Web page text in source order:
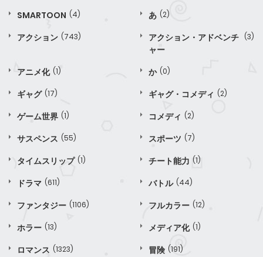
SMARTOON (4) あ (2)
アクション (743)
アクション・アドベンチ
ャー
(3)
アニメ化 (1) か (0)
ギャグ (17) ギャグ・コメディ (2)
ゲーム世界 (1) コメディ (2)
サスペンス (55) スポーツ (7)
タイムスリップ (1) チート能力 (1)
ドラマ (611) バトル (44)
ファンタジー (1106) フルカラー (12)
ホラー (13) メディア化 (1)
ロマンス (1323) 冒険 (191)